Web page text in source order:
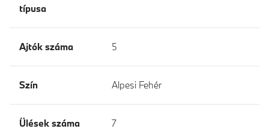
típusa
Ajtók száma 5
Szín Alpesi Fehér
Ülések száma 7